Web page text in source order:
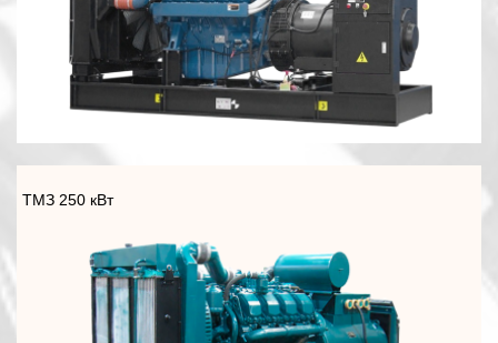
ТМЗ 250 кВт